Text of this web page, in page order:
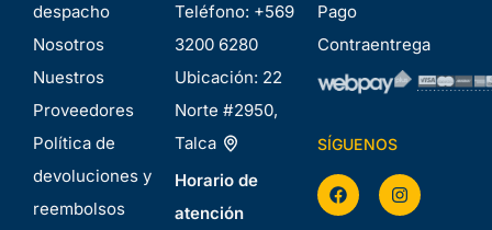
despacho
Nosotros
Nuestros
Proveedores
Política de
devoluciones y
reembolsos
Teléfono: +569
3200 6280
Ubicación: 22
Norte #2950,
Talca
Horario de
atención
Pago
Contraentrega
SÍGUENOS